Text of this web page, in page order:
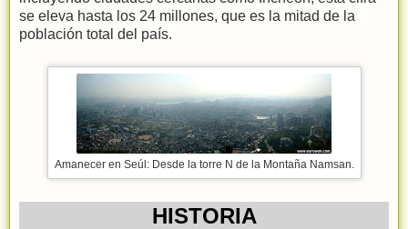
se eleva hasta los 24 millones, que es la mitad de la
población total del país.
Amanecer en Seúl: Desde la torre N de la Montaña Namsan.
HISTORIA